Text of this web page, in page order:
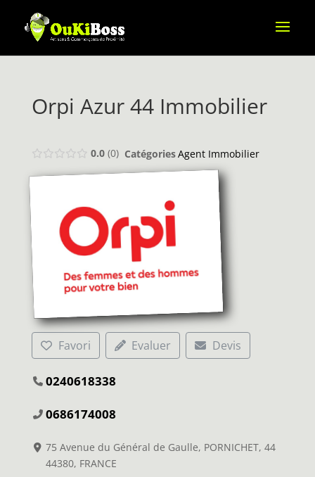
Orpi Azur 44 Immobilier
0.0 0 CatégoriesAgent Immobilier
Favori Evaluer Devis
0240618338
0686174008
75 Avenue du Général de Gaulle, PORNICHET, 44
44380, FRANCE